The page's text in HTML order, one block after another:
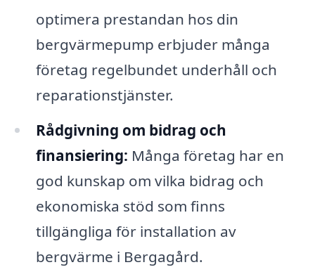
optimera prestandan hos din
bergvärmepump erbjuder många
företag regelbundet underhåll och
reparationstjänster.
Rådgivning om bidrag och
finansiering: Många företag har en
god kunskap om vilka bidrag och
ekonomiska stöd som finns
tillgängliga för installation av
bergvärme i Bergagård.